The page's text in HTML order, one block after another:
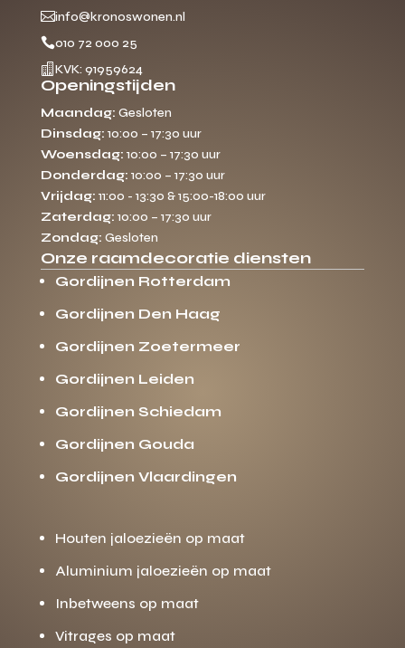
info@kronoswonen.nl
010 72 000 25
 KVK: 91959624
Openingstijden
Maandag: Gesloten
Dinsdag: 10:00 – 17:30 uur
Woensdag: 10:00 – 17:30 uur
Donderdag: 10:00 – 17:30 uur
Vrijdag: 11:00 - 13:30 & 15:00-18:00 uur
Zaterdag: 10:00 – 17:30 uur
Zondag: Gesloten
Onze raamdecoratie diensten
Gordijnen Rotterdam
Gordijnen Den Haag
Gordijnen Zoetermeer
Gordijnen Leiden
Gordijnen Schiedam
Gordijnen Gouda
Gordijnen Vlaardingen
Houten jaloezieën op maat
Aluminium jaloezieën op maat
Inbetweens op maat
Vitrages op maat